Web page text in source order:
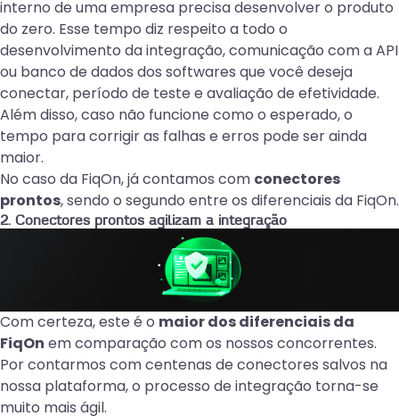
interno de uma empresa precisa desenvolver o produto
do zero. Esse tempo diz respeito a todo o
desenvolvimento da integração, comunicação com a API
ou banco de dados dos softwares que você deseja
conectar, período de teste e avaliação de efetividade.
Além disso, caso não funcione como o esperado, o
tempo para corrigir as falhas e erros pode ser ainda
maior.
No caso da FiqOn, já contamos com conectores
prontos, sendo o segundo entre os diferenciais da FiqOn.
2. Conectores prontos agilizam a integração
Com certeza, este é o maior dos diferenciais da
FiqOn em comparação com os nossos concorrentes.
Por contarmos com centenas de conectores salvos na
nossa plataforma, o processo de integração torna-se
muito mais ágil.